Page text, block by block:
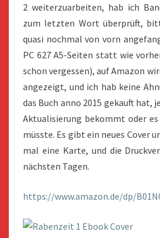
2 weiterzuarbeiten, hab ich
zum letzten Wort überprüft,
quasi nochmal von vorn
PC 627 A5-Seiten statt wie
schon vergessen), auf Amazon
angezeigt, und ich hab keine
das Buch anno 2015 gekauft hat,
Aktualisierung bekommt oder
müsste. Es gibt ein neues Cover
mal eine Karte, und die
nächsten Tagen.
https://www.amazon.de/dp/